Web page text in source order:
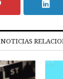
NOTICIAS